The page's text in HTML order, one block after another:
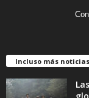
Incluso más noticias